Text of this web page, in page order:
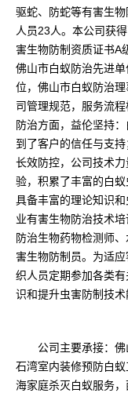
驱蛇、防蛇等有害生
人员23人。本公司获
害生物防制资质证书A
佛山市白蚁防治先进
位，佛山市白蚁防治
司管理规范，服务流
防治方面，益伦坚持
到了客户的信任与支
长效防控，公司技术
验，积累了丰富的白蚁
具备丰富的理论知识
业有害生物防治技术
防治生物药物检测师
害生物防制员。为适
织人员定期参加各类
识和提升虫害防制技术
公司主要承接：
石湾室内装修预防白
海家庭杀灭白蚁服务